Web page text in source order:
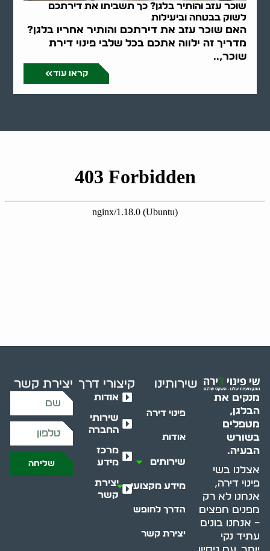
שוכר עזב והותיר בלגן? כך תשביתו את דירתכם
לשוק בבטחה וביעילות
האם שוכר עזב את דירתכם והותיר אחריו בלגן?
מדריך זה ילווה אתכם בכל שלבי פינוי דירת
שוכר,..
קראו עוד
מנקים את
הבלגן,
מטפלים
בשורש
הבעיה.
אצלנו בשי
פינוי דירה,
אנחנו לא רק
מפנים חפצים
– אנחנו בונים
עתיד נקי
שירותינו
פינוי דירה
אודות
שירותים
מידע מקצועי
הדרך לחופש
יצירת קשר
קיצורי דרך
אודות
שירותי
החברה
מרכז
מידע
יצירת
קשר
יצירת קשר
שליחה